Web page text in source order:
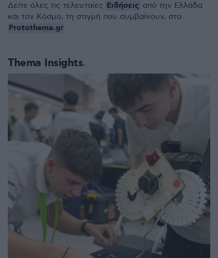
Thema Insights
Δείτε όλες τις τελευταίες Ειδήσεις από την Ελλάδα
και τον Κόσμο, τη στιγμή που συμβαίνουν, στο
Protothema.gr